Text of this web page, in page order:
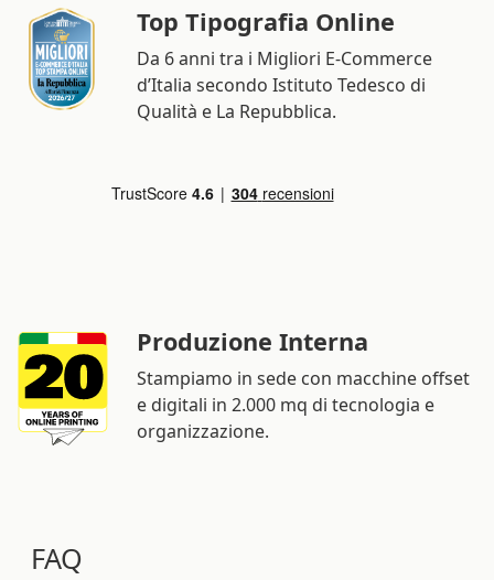
Top Tipografia Online
Da 6 anni tra i Migliori E-Commerce
d’Italia secondo Istituto Tedesco di
Qualità e La Repubblica.
Produzione Interna
Stampiamo in sede con macchine offset
e digitali in 2.000 mq di tecnologia e
organizzazione.
FAQ